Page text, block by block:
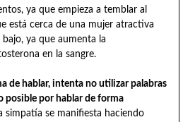
ya que empieza a temblar al
está cerca de una mujer atractiva
ya que aumenta la
en la sangre.
de hablar, intenta no utilizar palabras
posible por hablar de forma
simpatía se manifiesta haciendo